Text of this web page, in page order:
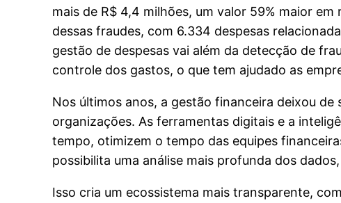
mais de R$ 4,4 milhões, um valor 59% maior
dessas fraudes, com 6.334 despesas
gestão de despesas vai além da detecção de
controle dos gastos, o que tem ajudado as
Nos últimos anos, a gestão financeira deixou
organizações. As ferramentas digitais e a
tempo, otimizem o tempo das equipes
possibilita uma análise mais profunda dos
Isso cria um ecossistema mais transparente,